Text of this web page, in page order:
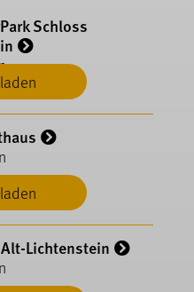
Schloss
Lichtenstein